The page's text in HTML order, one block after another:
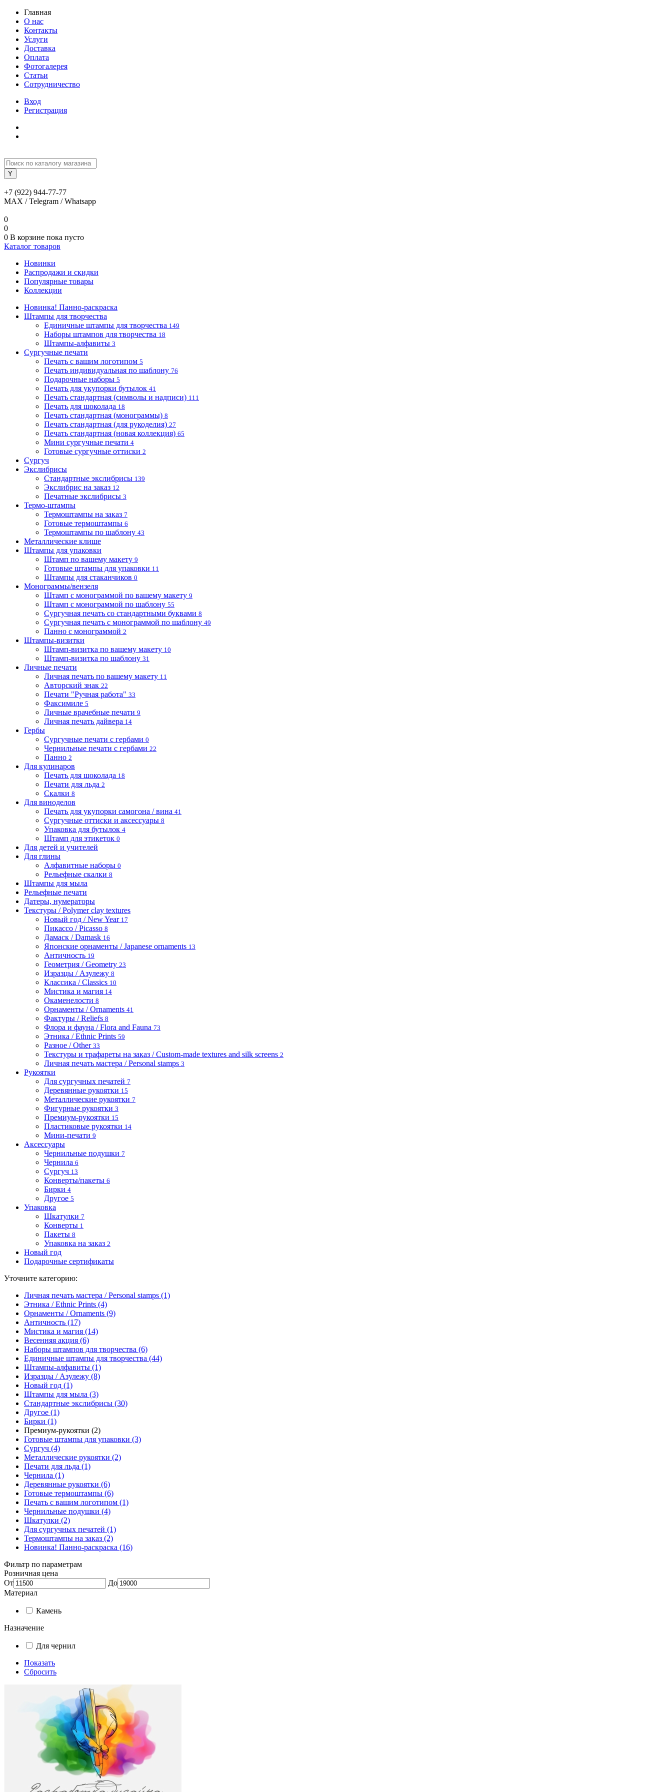
Главная
О нас
Контакты
Услуги
Доставка
Оплата
Фотогалерея
Статьи
Сотрудничество
Вход
Регистрация
+7 (922) 944-77-77
MAX / Telegram / Whatsapp
0
0
0 В корзине пока пусто
Каталог товаров
Новинки
Распродажи и скидки
Популярные товары
Коллекции
Новинка! Панно-раскраска
Штампы для творчества
Единичные штампы для творчества 149
Наборы штампов для творчества 18
Штампы-алфавиты 3
Сургучные печати
Печать с вашим логотипом 5
Печать индивидуальная по шаблону 76
Подарочные наборы 5
Печать для укупорки бутылок 41
Печать стандартная (символы и надписи) 111
Печать для шоколада 18
Печать стандартная (монограммы) 8
Печать стандартная (для рукоделия) 27
Печать стандартная (новая коллекция) 65
Мини сургучные печати 4
Готовые сургучные оттиски 2
Сургуч
Экслибрисы
Стандартные экслибрисы 139
Экслибрис на заказ 12
Печатные экслибрисы 3
Термо-штампы
Термоштампы на заказ 7
Готовые термоштампы 6
Термоштампы по шаблону 43
Металлические клише
Штампы для упаковки
Штамп по вашему макету 9
Готовые штампы для упаковки 11
Штампы для стаканчиков 0
Монограммы/вензеля
Штамп с монограммой по вашему макету 9
Штамп с монограммой по шаблону 55
Сургучная печать со стандартными буквами 8
Сургучная печать с монограммой по шаблону 49
Панно с монограммой 2
Штампы-визитки
Штамп-визитка по вашему макету 10
Штамп-визитка по шаблону 31
Личные печати
Личная печать по вашему макету 11
Авторский знак 22
Печати "Ручная работа" 33
Факсимиле 5
Личные врачебные печати 9
Личная печать дайвера 14
Гербы
Сургучные печати с гербами 0
Чернильные печати с гербами 22
Панно 2
Для кулинаров
Печать для шоколада 18
Печати для льда 2
Скалки 8
Для виноделов
Печать для укупорки самогона / вина 41
Сургучные оттиски и аксессуары 8
Упаковка для бутылок 4
Штамп для этикеток 0
Для детей и учителей
Для глины
Алфавитные наборы 0
Рельефные скалки 8
Штампы для мыла
Рельефные печати
Датеры, нумераторы
Текстуры / Polymer clay textures
Новый год / New Year 17
Пикассо / Picasso 8
Дамаск / Damask 16
Японские орнаменты / Japanese ornaments 13
Античность 19
Геометрия / Geometry 23
Изразцы / Азулежу 8
Классика / Classics 10
Мистика и магия 14
Окаменелости 8
Орнаменты / Ornaments 41
Фактуры / Reliefs 8
Флора и фауна / Flora and Fauna 73
Этника / Ethnic Prints 59
Разное / Other 33
Текстуры и трафареты на заказ / Custom-made textures and silk screens 2
Личная печать мастера / Personal stamps 3
Рукоятки
Для сургучных печатей 7
Деревянные рукоятки 15
Металлические рукоятки 7
Фигурные рукоятки 3
Премиум-рукоятки 15
Пластиковые рукоятки 14
Мини-печати 9
Аксессуары
Чернильные подушки 7
Чернила 6
Сургуч 13
Конверты/пакеты 6
Бирки 4
Другое 5
Упаковка
Шкатулки 7
Конверты 1
Пакеты 8
Упаковка на заказ 2
Новый год
Подарочные сертификаты
Уточните категорию:
Личная печать мастера / Personal stamps (1)
Этника / Ethnic Prints (4)
Орнаменты / Ornaments (9)
Античность (17)
Мистика и магия (14)
Весенняя акция (6)
Наборы штампов для творчества (6)
Единичные штампы для творчества (44)
Штампы-алфавиты (1)
Изразцы / Азулежу (8)
Новый год (1)
Штампы для мыла (3)
Стандартные экслибрисы (30)
Другое (1)
Бирки (1)
Премиум-рукоятки (2)
Готовые штампы для упаковки (3)
Сургуч (4)
Металлические рукоятки (2)
Печати для льда (1)
Чернила (1)
Деревянные рукоятки (6)
Готовые термоштампы (6)
Печать с вашим логотипом (1)
Чернильные подушки (4)
Шкатулки (2)
Для сургучных печатей (1)
Термоштампы на заказ (2)
Новинка! Панно-раскраска (16)
Фильтр по параметрам
Розничная цена
От
До
Материал
Камень
Назначение
Для чернил
Показать
Сбросить